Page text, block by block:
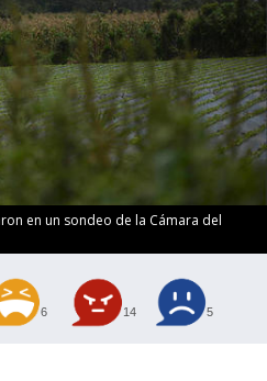
en un sondeo de la Cámara del
6 14 5